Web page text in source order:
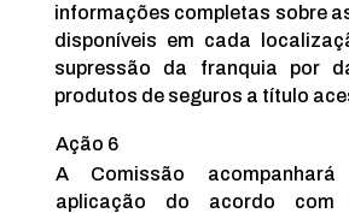
informações completas sobre
disponíveis em cada
supressão da franquia por
produtos de seguros a título
Ação 6
A Comissão
aplicação do acordo com